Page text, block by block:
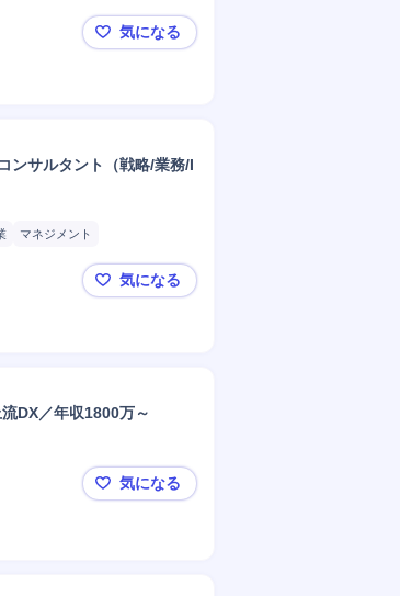
🔴代表取締役直依頼／直接面談
気になる
ンサルタント（戦略/業務/I
マネジメント
株式会社ライズ・コンサルティ
気になる
DX／年収1800万～
現年収100万UP確約/フルリモー
気になる